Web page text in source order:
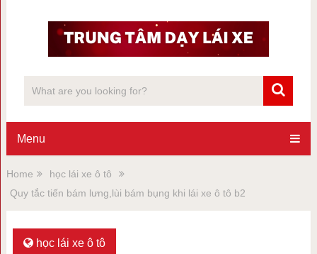
Menu
Home
học lái xe ô tô
Quy tắc tiến bám lưng,lùi bám bụng khi lái xe ô tô b2
học lái xe ô tô